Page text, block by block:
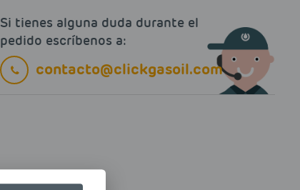
Si tienes alguna duda durante el
pedido escríbenos a:
contacto@clickgasoil.com